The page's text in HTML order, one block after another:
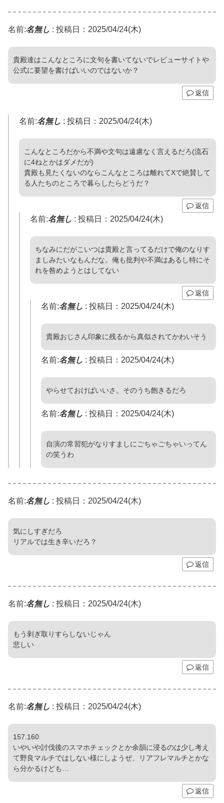
名前:名無し : 投稿日：2025/04/24(木)
貴殿達はこんなところに文句を書いてないでレビューサイトや
公式に要望を書けばいいのではないか？
返信
名前:名無し : 投稿日：2025/04/24(木)
こんなところだから不満や文句は遠慮なく言えるだろ(流石
に4ねとかはダメだが)
貴殿も見たくないのならこんなところは離れてXで絶賛して
る人たちのところで暮らしたらどうだ？
返信
名前:名無し : 投稿日：2025/04/24(木)
ちなみにだがこいつは貴殿と言ってるだけで俺のなりす
ましみたいなもんだな。俺も批判や不満はあるし特にそ
れを咎めようとはしてない
返信
名前:名無し : 投稿日：2025/04/24(木)
貴殿おじさん印象に残るから真似されてかわいそう
名前:名無し : 投稿日：2025/04/24(木)
やらせておけばいいさ。そのうち飽きるだろ
名前:名無し : 投稿日：2025/04/24(木)
自演の常習犯がなりすましにごちゃごちゃいってん
の笑うわ
名前:名無し : 投稿日：2025/04/24(木)
気にしすぎだろ
リアルでは生き辛いだろ？
返信
名前:名無し : 投稿日：2025/04/24(木)
もう剥ぎ取りすらしないじゃん
悲しい
返信
名前:名無し : 投稿日：2025/04/24(木)
157.160
いやいや討伐後のスマホチェックとか余韻に浸るのは少し考え
て野良マルチではしない様にしようぜ、リアフレマルチとかな
ら分かるけども…
返信